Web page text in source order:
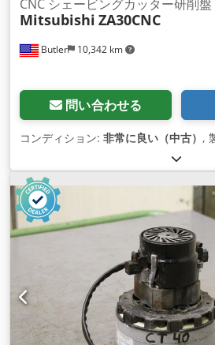
Butler 10,342 km
CNC シェービングカッター研削盤
Mitsubishi ZA30CNC
問い合わせる
コンディション: 非常に良い（中古） ,